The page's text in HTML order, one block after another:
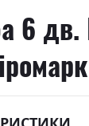
6 дв.